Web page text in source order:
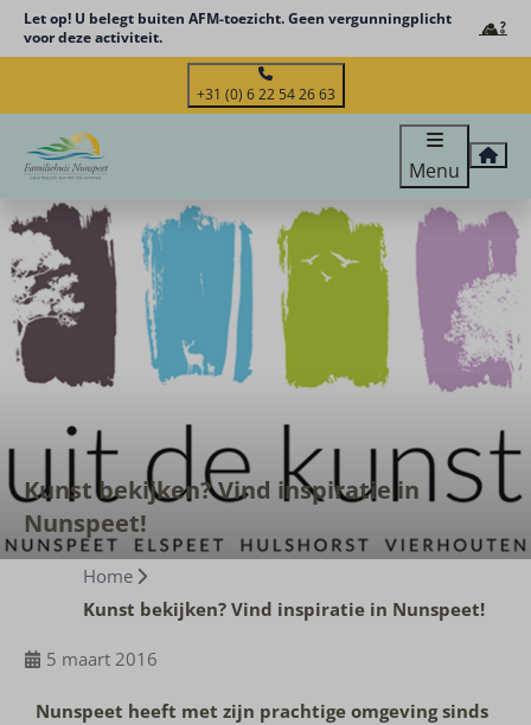
Let op! U belegt buiten AFM-toezicht. Geen vergunningplicht
voor deze activiteit.
+31 (0) 6 22 54 26 63
Menu
Kunst bekijken? Vind inspiratie in
Nunspeet!
Home
Kunst bekijken? Vind inspiratie in Nunspeet!
5 maart 2016
Nunspeet heeft met zijn prachtige omgeving sinds